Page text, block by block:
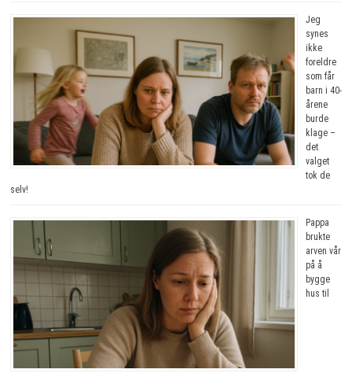
Jeg
synes
ikke
foreldre
som får
barn i 40-
årene
burde
klage –
det
valget
tok de
selv!
Pappa
brukte
arven vår
på å
bygge
hus til